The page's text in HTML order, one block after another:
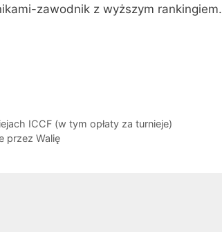
zawodnik z wyższym rankingiem.
ICCF (w tym opłaty za turnieje)
przez Walię